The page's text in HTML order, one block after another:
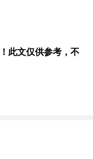
此文仅供参考，不